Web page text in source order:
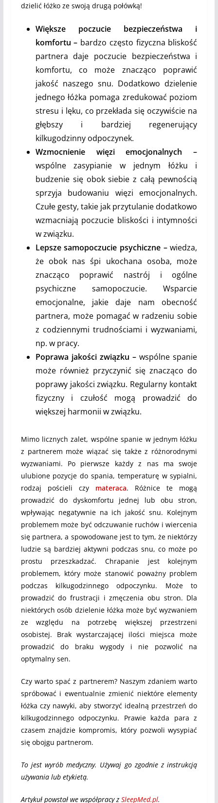
dzielić łóżko ze swoją drugą połówką!
Większe poczucie bezpieczeństwa i
komfortu – bardzo często fizyczna bliskość
partnera daje poczucie bezpieczeństwa i
komfortu, co może znacząco poprawić
jakość naszego snu. Dodatkowo dzielenie
jednego łóżka pomaga zredukować poziom
stresu i lęku, co przekłada się oczywiście na
głębszy i bardziej regenerujący
kilkugodzinny odpoczynek.
Wzmocnienie więzi emocjonalnych –
wspólne zasypianie w jednym łóżku i
budzenie się obok siebie z całą pewnością
sprzyja budowaniu więzi emocjonalnych.
Czułe gesty, takie jak przytulanie dodatkowo
wzmacniają poczucie bliskości i intymności
w związku.
Lepsze samopoczucie psychiczne –wiedza,
że obok nas śpi ukochana osoba, może
znacząco poprawić nastrój i ogólne
psychiczne samopoczucie. Wsparcie
emocjonalne, jakie daje nam obecność
partnera, może pomagać w radzeniu sobie
z codziennymi trudnościami i wyzwaniami,
np. w pracy.
Poprawa jakości związku – wspólne spanie
może również przyczynić się znacząco do
poprawy jakości związku. Regularny kontakt
fizyczny i czułość mogą prowadzić do
większej harmonii w związku.
Mimo licznych zalet, wspólne spanie w jednym łóżku
z partnerem może wiązać się także z różnorodnymi
wyzwaniami. Po pierwsze każdy z nas ma swoje
ulubione pozycje do spania, temperaturę w sypialni,
rodzaj pościeli czy materaca. Różnice te mogą
prowadzić do dyskomfortu jednej lub obu stron,
wpływając negatywnie na ich jakość snu. Kolejnym
problemem może być odczuwanie ruchów i wiercenia
się partnera, a spowodowane jest to tym, że niektórzy
ludzie są bardziej aktywni podczas snu, co może po
prostu przeszkadzać. Chrapanie jest kolejnym
problemem, który może stanowić poważny problem
podczas kilkugodzinnego odpoczynku. Może to
prowadzić do frustracji i zmęczenia obu stron. Dla
niektórych osób dzielenie łóżka może być wyzwaniem
ze względu na potrzebę większej przestrzeni
osobistej. Brak wystarczającej ilości miejsca może
prowadzić do braku wygody i nie pozwolić na
optymalny sen.
Czy warto spać z partnerem? Naszym zdaniem warto
spróbować i ewentualnie zmienić niektóre elementy
łóżka czy nawyki, aby stworzyć idealną przestrzeń do
kilkugodzinnego odpoczynku. Prawie każda para z
czasem znajdzie kompromis, który pozwoli wysypiać
się obojgu partnerom.
To jest wyrób medyczny. Używaj go zgodnie z instrukcją
używania lub etykietą.
Artykuł powstał we współpracy z SleepMed.pl.